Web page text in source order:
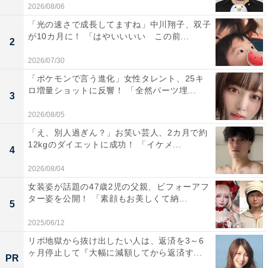
2026/08/06
2
「光の速さで成長してますね」中川翔子、双子
が10カ月に！ 「はやいいいい この前...
2026/07/30
3
「ポケモンで言う進化」女性タレント、25キ
ロ増量ショットに反響！ 「全然パーツ埋...
2026/08/05
4
「え、別人過ぎん？」お笑い芸人、2カ月で約
12kgのダイエットに成功！ 「イケメ...
2026/08/04
5
女装姿が話題の47歳2児の父親、ビフォーアフ
ター姿を公開！ 「素顔もお美しくて納...
2025/06/12
PR
リボ地獄から抜け出したい人は、返済を3～6
ヶ月停止して『大幅に減額してから返済す...